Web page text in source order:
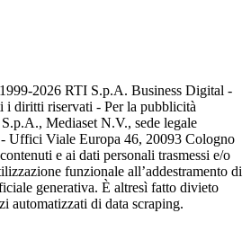
2026 RTI S.p.A. Business Digital -
i diritti riservati - Per la pubblicità
Mediaset N.V., sede legale
- Uffici Viale Europa 46, 20093 Cologno
e ai dati personali trasmessi e/o
funzionale all’addestramento di
generativa. È altresì fatto divieto
automatizzati di data scraping.